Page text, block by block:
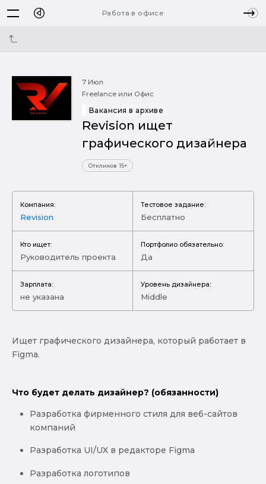
Работа в офисе
7 Июл
Freelance или Офис
Вакансия в архиве
Revision ищет
графического дизайнера
Откликов 15+
Компания:
Revision
Тестовое задание:
Бесплатно
Кто ищет:
Руководитель проекта
Портфолио обязательно:
Да
Зарплата:
не указана
Уровень дизайнера:
Middle
Ищет графического дизайнера, который работает в
Figma.
Что будет делать дизайнер? (обязанности)
Разработка фирменного стиля для веб-сайтов
компаний
Разработка UI/UX в редакторе Figma
Разработка логотипов